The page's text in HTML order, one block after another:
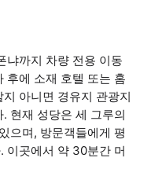
냐까지 차량 전용 이동
후에 소재 호텔 또는 홈
아니면 경유지 관광지
현재 성당은 세 그루의
으며, 방문객들에게 평
이곳에서 약 30분간 머